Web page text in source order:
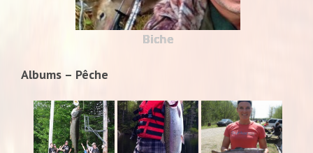
Biche
Albums – Pêche